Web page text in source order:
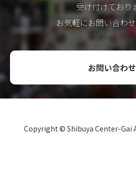
受け付けており
お気軽にお問い合わ
お問い合わせ
Copyright © Shibuya Center-Gai